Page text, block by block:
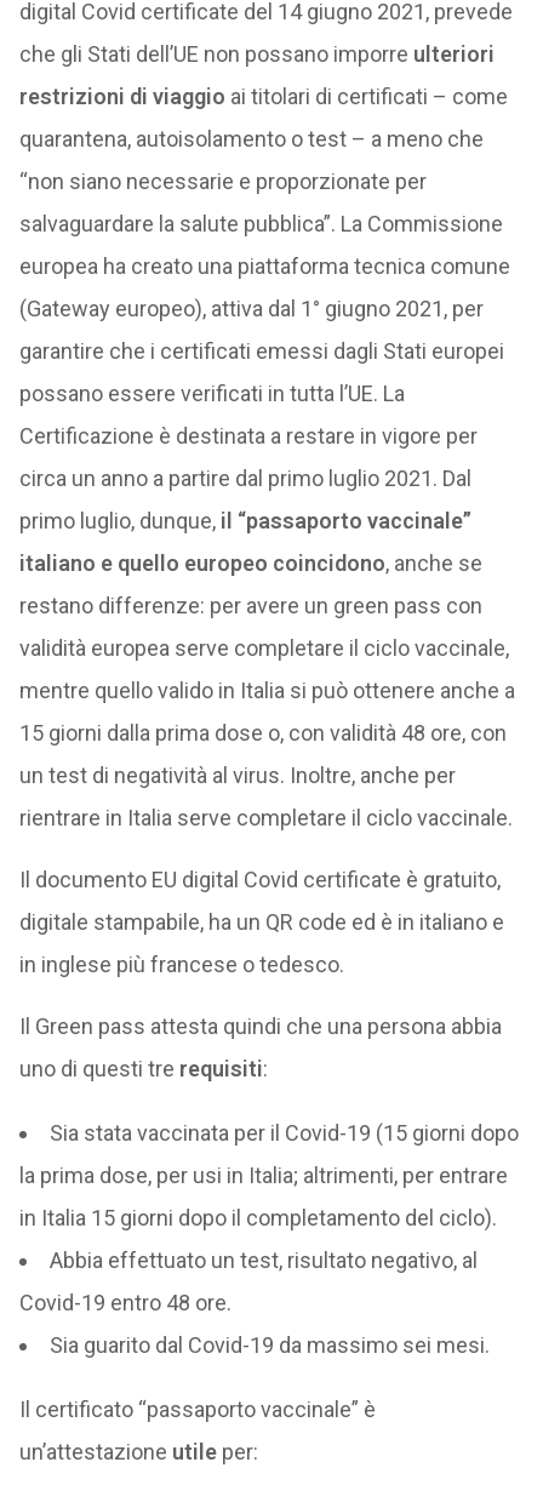
digital Covid certificate del 14 giugno 2021, prevede
che gli Stati dell’UE non possano imporre ulteriori
restrizioni di viaggio ai titolari di certificati – come
quarantena, autoisolamento o test – a meno che
“non siano necessarie e proporzionate per
salvaguardare la salute pubblica”. La Commissione
europea ha creato una piattaforma tecnica comune
(Gateway europeo), attiva dal 1° giugno 2021, per
garantire che i certificati emessi dagli Stati europei
possano essere verificati in tutta l’UE. La
Certificazione è destinata a restare in vigore per
circa un anno a partire dal primo luglio 2021. Dal
primo luglio, dunque, il “passaporto vaccinale”
italiano e quello europeo coincidono, anche se
restano differenze: per avere un green pass con
validità europea serve completare il ciclo vaccinale,
mentre quello valido in Italia si può ottenere anche a
15 giorni dalla prima dose o, con validità 48 ore, con
un test di negatività al virus. Inoltre, anche per
rientrare in Italia serve completare il ciclo vaccinale.
Il documento EU digital Covid certificate è gratuito,
digitale stampabile, ha un QR code ed è in italiano e
in inglese più francese o tedesco.
Il Green pass attesta quindi che una persona abbia
uno di questi tre requisiti:
Sia stata vaccinata per il Covid-19 (15 giorni dopo
la prima dose, per usi in Italia; altrimenti, per entrare
in Italia 15 giorni dopo il completamento del ciclo).
Abbia effettuato un test, risultato negativo, al
Covid-19 entro 48 ore.
Sia guarito dal Covid-19 da massimo sei mesi.
Il certificato “passaporto vaccinale” è
un’attestazione utile per: